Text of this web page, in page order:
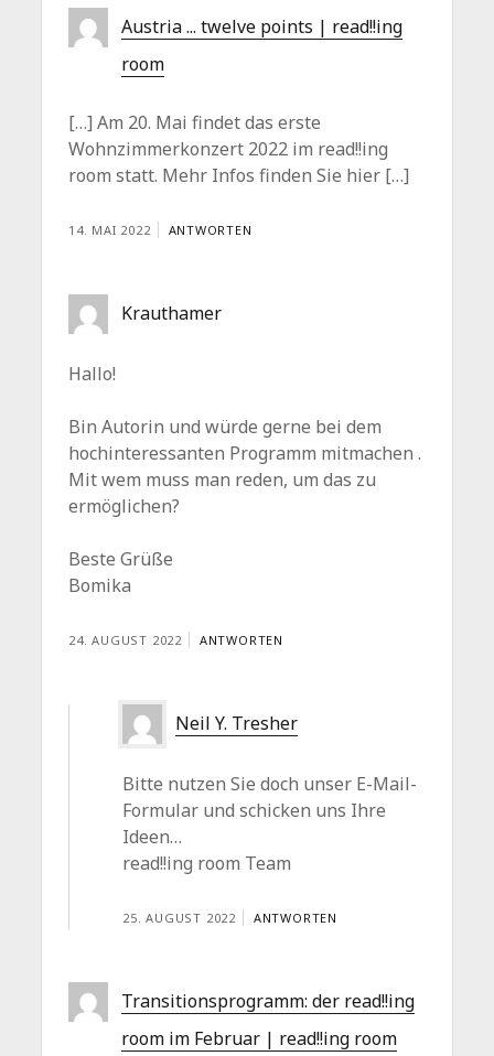
Austria ... twelve points | read!!ing
room
[…] Am 20. Mai findet das erste
Wohnzimmerkonzert 2022 im read!!ing
room statt. Mehr Infos finden Sie hier […]
14. MAI 2022 ANTWORTEN
Krauthamer
Hallo!
Bin Autorin und würde gerne bei dem
hochinteressanten Programm mitmachen .
Mit wem muss man reden, um das zu
ermöglichen?
Beste Grüße
Bomika
24. AUGUST 2022 ANTWORTEN
Neil Y. Tresher
Bitte nutzen Sie doch unser E-Mail-
Formular und schicken uns Ihre
Ideen…
read!!ing room Team
25. AUGUST 2022 ANTWORTEN
Transitionsprogramm: der read!!ing
room im Februar | read!!ing room